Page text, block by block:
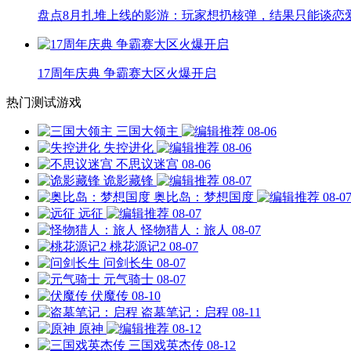
盘点8月扎堆上线的影游：玩家想扔核弹，结果只能谈恋
17周年庆典 争霸赛大区火爆开启
热门测试游戏
三国大领主
08-06
失控进化
08-06
不思议迷宫 08-06
诡影藏锋
08-07
奥比岛：梦想国度
08-07
远征
08-07
怪物猎人：旅人 08-07
桃花源记2 08-07
问剑长生 08-07
元气骑士 08-07
伏魔传 08-10
盗墓笔记：启程 08-11
原神
08-12
三国戏英杰传 08-12